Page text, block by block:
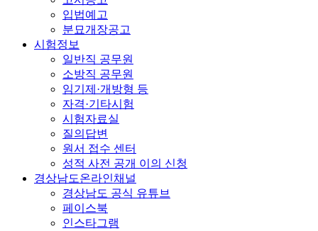
입법예고
분묘개장공고
시험정보
일반직 공무원
소방직 공무원
임기제·개방형 등
자격·기타시험
시험자료실
질의답변
원서 접수 센터
성적 사전 공개 이의 신청
경상남도온라인채널
경상남도 공식 유튜브
페이스북
인스타그램